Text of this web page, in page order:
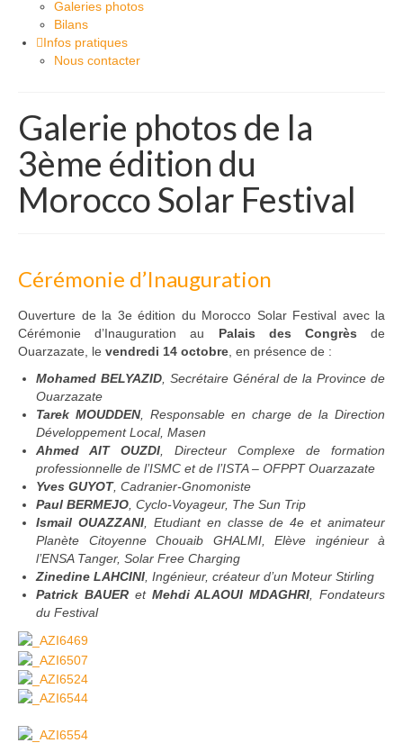
Galeries photos
Bilans
Infos pratiques
Nous contacter
Galerie photos de la
3ème édition du
Morocco Solar Festival
Cérémonie d’Inauguration
Ouverture de la 3e édition du Morocco Solar Festival avec la
Cérémonie d’Inauguration au Palais des Congrès de
Ouarzazate, le vendredi 14 octobre , en présence de :
Mohamed BELYAZID , Secrétaire Général de la Province de
Ouarzazate
Tarek MOUDDEN, Responsable en charge de la Direction
Développement Local, Masen
Ahmed AIT OUZDI , Directeur Complexe de formation
professionnelle de l’ISMC et de l’ISTA – OFPPT Ouarzazate
Yves GUYOT, Cadranier-Gnomoniste
Paul BERMEJO , Cyclo-Voyageur, The Sun Trip
Ismail OUAZZANI, Etudiant en classe de 4e et animateur
Planète Citoyenne Chouaib GHALMI, Elève ingénieur à
l’ENSA Tanger, Solar Free Charging
Zinedine LAHCINI , Ingénieur, créateur d’un Moteur Stirling
Patrick BAUERet Mehdi ALAOUI MDAGHRI , Fondateurs
du Festival